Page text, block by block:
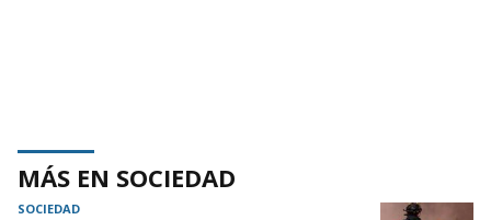
MÁS EN SOCIEDAD
SOCIEDAD